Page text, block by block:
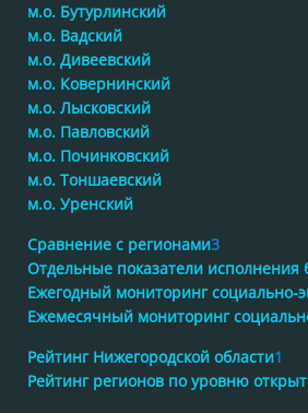
м.о. Бутурлинский
м.о. Вадский
м.о. Дивеевский
м.о. Ковернинский
м.о. Лысковский
м.о. Павловский
м.о. Починковский
м.о. Тоншаевский
м.о. Уренский
Сравнение с регионами3
Отдельные показатели исполнения
Ежегодный мониторинг социально-
Ежемесячный мониторинг
Рейтинг Нижегородской области1
Рейтинг регионов по уровню